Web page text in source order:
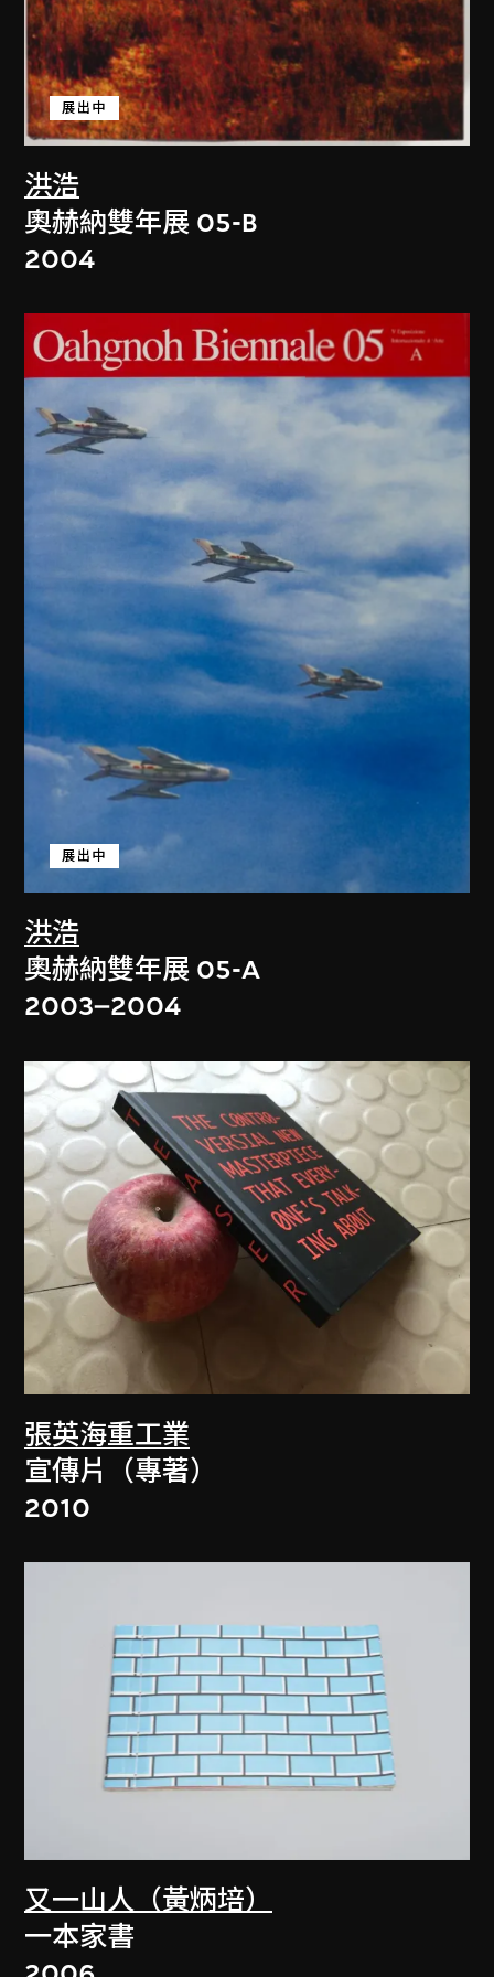
洪浩
展出中
奧赫納雙年展 05-B
2004
洪浩
展出中
奧赫納雙年展 05-A
2003–2004
張英海重工業
宣傳片（專著）
2010
又一山人（黃炳培）
一本家書